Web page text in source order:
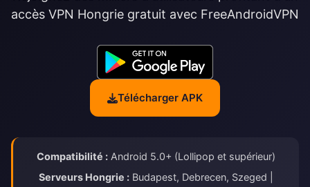
accès VPN Hongrie gratuit avec FreeAndroidVPN
Télécharger APK
Compatibilité : Android 5.0+ (Lollipop et supérieur)
Serveurs Hongrie : Budapest, Debrecen, Szeged |